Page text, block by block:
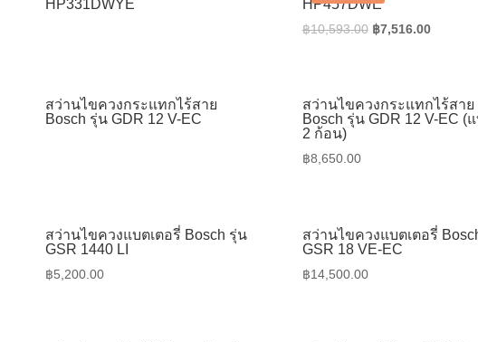
HP331DWYE
HP457DWE
฿10,593.00 Original
฿7,516.00Current
สว่านไขควงกระแทกไร้สาย
Bosch รุ่น GDR 12 V-EC
สว่านไขควงกระแทกไร้สาย
Bosch รุ่น GDR 12 V-EC (
2 ก้อน)
฿8,650.00
สว่านไขควงแบตเตอรี่ Bosch รุ่น
GSR 1440 LI
฿5,200.00
สว่านไขควงแบตเตอรี่
GSR 18 VE-EC
฿14,500.00